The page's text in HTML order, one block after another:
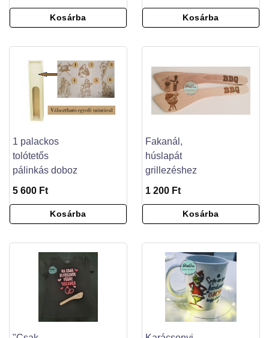
Kosárba Kosárba
1 palackos
tolótetős
pálinkás doboz
5 600 Ft
Kosárba
Fakanál,
húslapát
grillezéshez
1 200 Ft
Kosárba